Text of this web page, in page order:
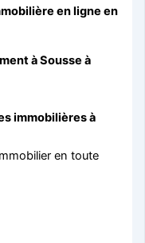
en ligne en
à Sousse à
immobilières à
en toute